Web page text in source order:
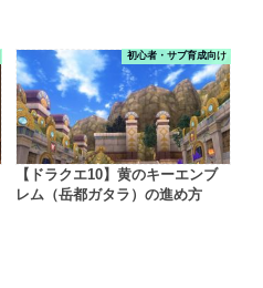
初心者・サブ育成向け
【ドラクエ10】黄のキーエンブ
レム（岳都ガタラ）の進め方